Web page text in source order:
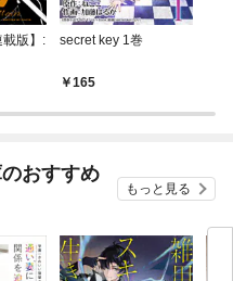
版】:
secret key 1巻
165
おすすめ
もっと見る